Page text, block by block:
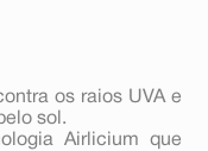
os raios UVA e
sol.
Airlicium que